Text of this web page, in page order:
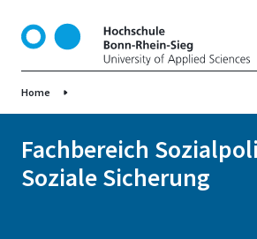
t
Home
Fachbereich
Soziale Sicherung